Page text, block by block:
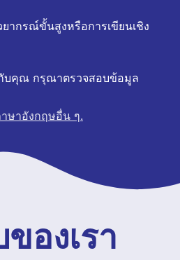
ากรณ์ขั้นสูงหรือการเขียนเชิง
บคุณ กรุณาตรวจสอบข้อมูล
าษาอังกฤษอื่น ๆ.
องเรา